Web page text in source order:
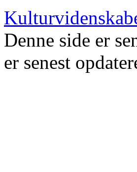
Denne side er
er senest